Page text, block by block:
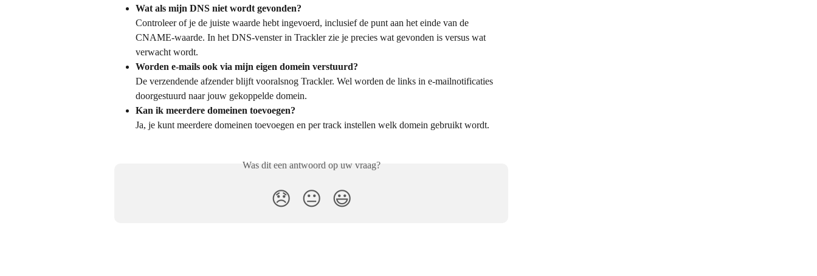
Wat als mijn DNS niet wordt gevonden?
Controleer of je de juiste waarde hebt ingevoerd, inclusief de punt aan het einde van de
CNAME-waarde. In het DNS-venster in Trackler zie je precies wat gevonden is versus wat
verwacht wordt.
Worden e-mails ook via mijn eigen domein verstuurd?
De verzendende afzender blijft vooralsnog Trackler. Wel worden de links in e-mailnotificaties
doorgestuurd naar jouw gekoppelde domein.
Kan ik meerdere domeinen toevoegen?
Ja, je kunt meerdere domeinen toevoegen en per track instellen welk domein gebruikt wordt.
Was dit een antwoord op uw vraag?
😞 😐 😃